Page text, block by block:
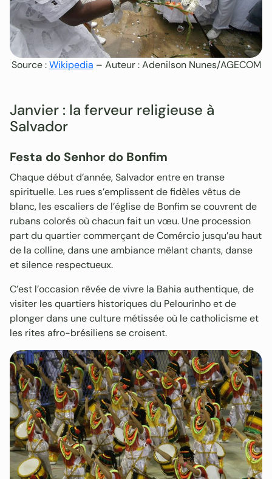
Source :Wikipedia – Auteur : Adenilson Nunes/AGECOM
Janvier : la ferveur religieuse à
Salvador
Festa do Senhor do Bonfim
Chaque début d’année, Salvador entre en transe
spirituelle. Les rues s’emplissent de fidèles vêtus de
blanc, les escaliers de l’église de Bonfim se couvrent de
rubans colorés où chacun fait un vœu. Une procession
part du quartier commerçant de Comércio jusqu’au haut
de la colline, dans une ambiance mêlant chants, danse
et silence respectueux.
C’est l’occasion rêvée de vivre la Bahia authentique, de
visiter les quartiers historiques du Pelourinho et de
plonger dans une culture métissée où le catholicisme et
les rites afro-brésiliens se croisent.